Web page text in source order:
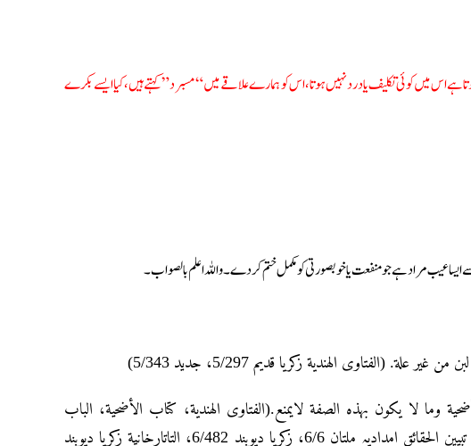
میں کوئی تکلیف یا درد نہیں ہوتا، اس کو ہمارے علاقے میں “مسبرد” کہتے ہیں، کیا ایسے بکرے
عیب مراد ہے جو منفعت یا خوبصورتی کو مکمل ختم کردے۔ واللہ اعلم بالصواب۔
(الفتاوى الهندية زکریا قدیم 5/297، جدید 5/343)
وما لا یکون بہذہ الصفة لایمنع.(الفتاوى الهندية، کتاب الأضحیة، الباب
الخامس، زکریا قدیم 5/299، جدید 5/345 ، حاشیة چلپی علی تبیین الحقائق امدادیہ ملتان 6/6، زکریا دیوبند 6/482، التاتارخانیة زکریا دیوبند